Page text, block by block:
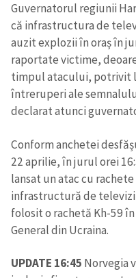
Guvernatorul regiunii
că infrastructura de
auzit explozii în oraș în
raportate victime,
timpul atacului, potrivit
întreruperi ale
declarat atunci
Conform anchetei
22 aprilie, în jurul orei
lansat un atac cu
infrastructură de
folosit o rachetă Kh-59
General din Ucraina.
UPDATE 16:45 Norvegia